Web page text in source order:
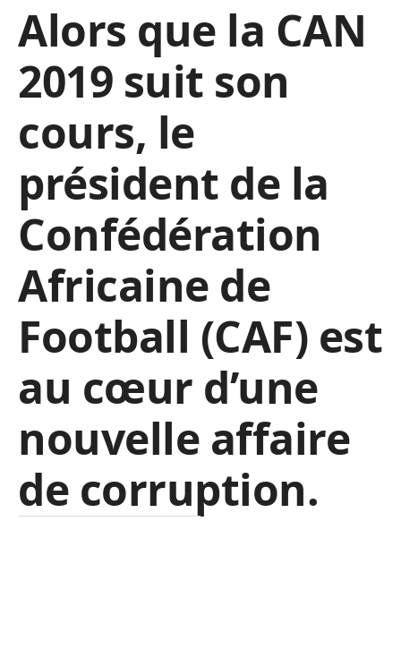
Alors que la CAN
2019 suit son
cours, le
président de la
Confédération
Africaine de
Football (CAF) est
au cœur d’une
nouvelle affaire
de corruption.